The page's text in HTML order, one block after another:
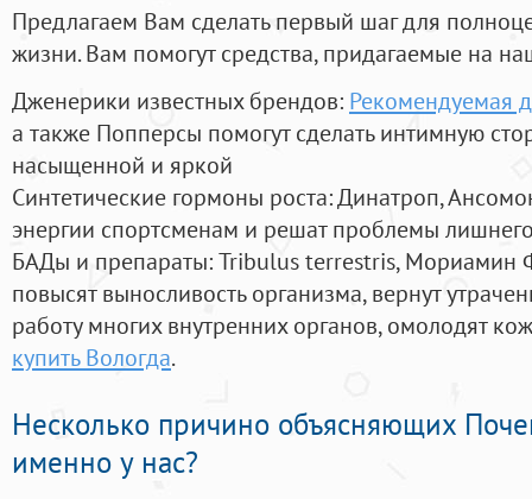
Предлагаем Вам сделать первый шаг для
жизни. Вам помогут средства, придагаемые на
Дженерики известных брендов: Рекомендуемая
а также Попперсы помогут сделать интимную
насыщенной и яркой
Синтетические гормоны роста: Динатроп,
энергии спортсменам и решат проблемы
БАДы и препараты:Tribulus terrestris, Мориамин
повысят выносливость организма, вернут
работу многих внутренних органов, омолодят
купить Вологда.
Несколько причино объясняющих
именно у нас?